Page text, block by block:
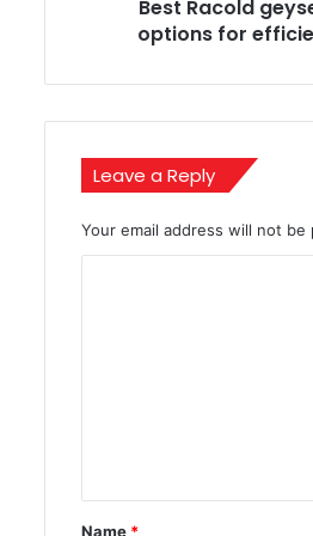
efficientBest Racold
options for
Leave a Reply
Your email address will not be
*
Name *